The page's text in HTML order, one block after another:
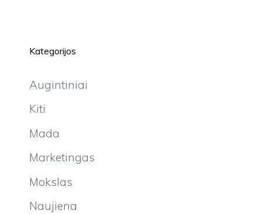
Kategorijos
Augintiniai
Kiti
Mada
Marketingas
Mokslas
Naujiena